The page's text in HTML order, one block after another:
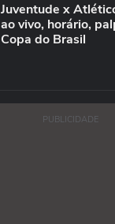
Juventude x
ao vivo, horário,
Copa do Brasil
PUBLICIDADE